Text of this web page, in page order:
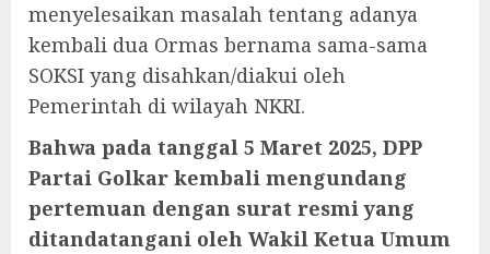
menyelesaikan masalah tentang adanya
kembali dua Ormas bernama sama-sama
SOKSI yang disahkan/diakui oleh
Pemerintah di wilayah NKRI.
Bahwa pada tanggal 5 Maret 2025, DPP
Partai Golkar kembali mengundang
pertemuan dengan surat resmi yang
ditandatangani oleh Wakil Ketua Umum